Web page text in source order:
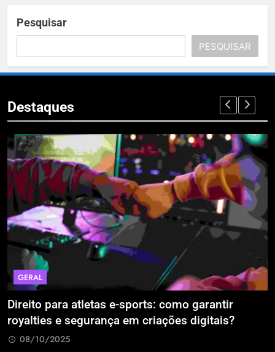
Pesquisar
PESQUISAR
Destaques
sports: como garantir
em criações digitais?
ECONOMIA & NEGÓCIOS
A Era da Engenharia
Estão Blindando o